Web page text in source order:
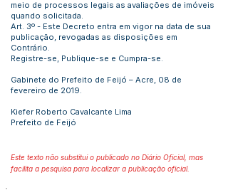
meio de processos legais as avaliações de imóveis
quando solicitada.
Art. 3º - Este Decreto entra em vigor na data de sua
publicação, revogadas as disposições em
Contrário.
Registre-se, Publique-se e Cumpra-se.
Gabinete do Prefeito de Feijó – Acre, 08 de
fevereiro de 2019.
Kiefer Roberto Cavalcante Lima
Prefeito de Feijó
Este texto não substitui o publicado no Diário Oficial, mas
facilita a pesquisa para localizar a publicação oficial.